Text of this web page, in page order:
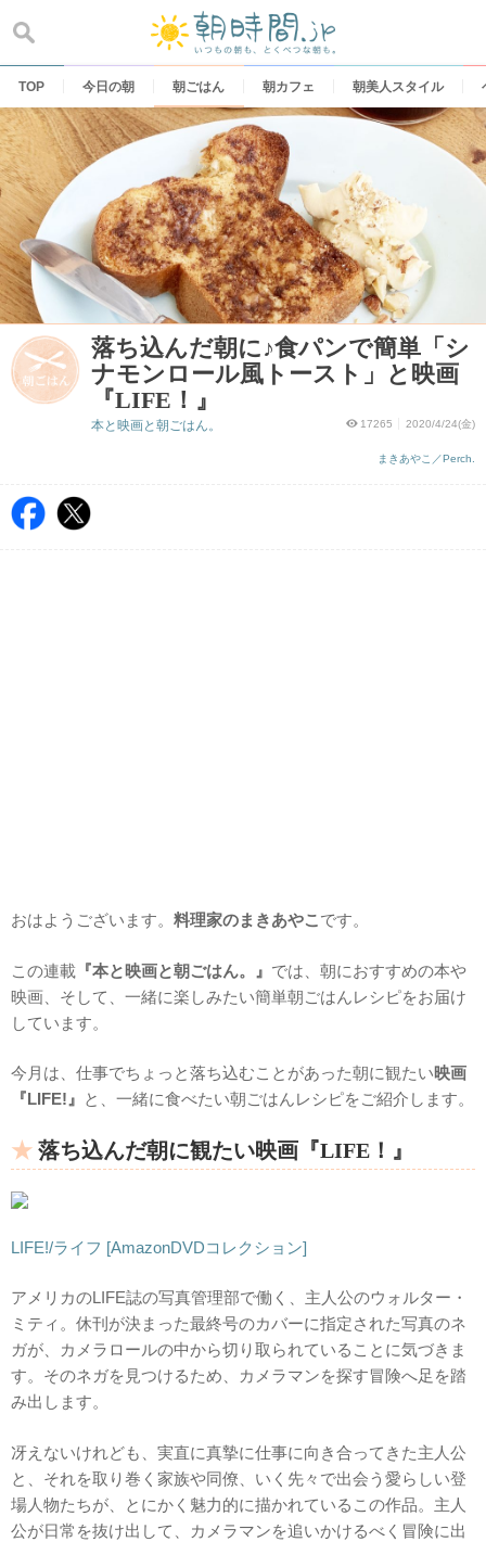
content
TOP 今日の朝 朝ごはん 朝カフェ 朝美人スタイル
落ち込んだ朝に♪食パンで簡単「シ
ナモンロール風トースト」と映画
『LIFE！』
17265 2020/4/24(金)
まきあやこ／Perch.
本と映画と朝ごはん。
おはようございます。 料理家のまきあやこ です。
この連載 『本と映画と朝ごはん。』 では、朝におすすめの本や
映画、そして、一緒に楽しみたい簡単朝ごはんレシピをお届け
しています。
今月は、仕事でちょっと落ち込むことがあった朝に観たい映画
『LIFE!』 と、一緒に食べたい朝ごはんレシピをご紹介します。
落ち込んだ朝に観たい映画『LIFE！』
LIFE!/ライフ [AmazonDVDコレクション]
アメリカのLIFE誌の写真管理部で働く、主人公のウォルター・
ミティ。休刊が決まった最終号のカバーに指定された写真のネ
ガが、カメラロールの中から切り取られていることに気づきま
す。そのネガを見つけるため、カメラマンを探す冒険へ足を踏
み出します。
冴えないけれども、実直に真摯に仕事に向き合ってきた主人公
と、それを取り巻く家族や同僚、いく先々で出会う愛らしい登
場人物たちが、とにかく魅力的に描かれているこの作品。主人
公が日常を抜け出して、カメラマンを追いかけるべく冒険に出